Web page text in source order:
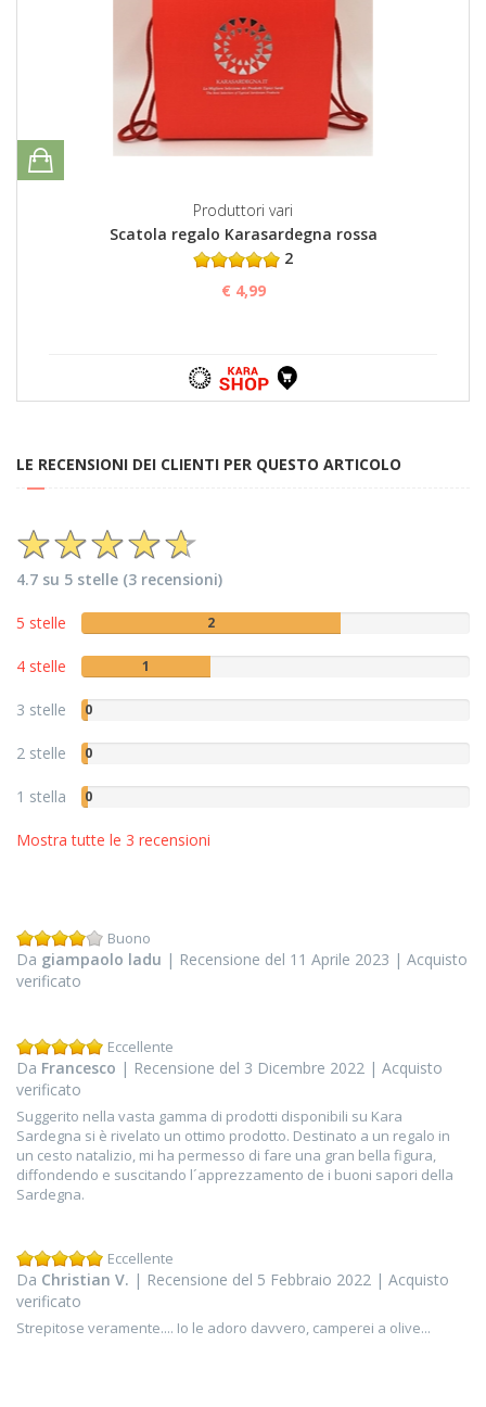
Produttori vari
Scatola regalo Karasardegna rossa
2
€ 4,99
LE RECENSIONI DEI CLIENTI PER QUESTO ARTICOLO
4.7 su 5 stelle (3 recensioni)
5 stelle 2
4 stelle 1
3 stelle 0
2 stelle 0
1 stella 0
Mostra tutte le 3 recensioni
Buono
Da giampaolo ladu | Recensione del 11 Aprile 2023 | Acquisto
verificato
Eccellente
Da Francesco | Recensione del 3 Dicembre 2022 | Acquisto
verificato
Suggerito nella vasta gamma di prodotti disponibili su Kara
Sardegna si è rivelato un ottimo prodotto. Destinato a un regalo in
un cesto natalizio, mi ha permesso di fare una gran bella figura,
diffondendo e suscitando l´apprezzamento de i buoni sapori della
Sardegna.
Eccellente
Da Christian V. | Recensione del 5 Febbraio 2022 | Acquisto
verificato
Strepitose veramente.... Io le adoro davvero, camperei a olive...